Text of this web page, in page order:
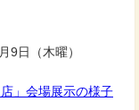
日（木曜）
」会場展示の様子